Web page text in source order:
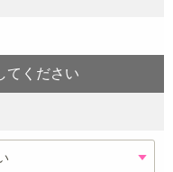
てください